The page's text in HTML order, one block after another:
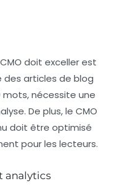
doit exceller est
des articles de blog
mots, nécessite une
De plus, le CMO
doit être optimisé
pour les lecteurs.
analytics